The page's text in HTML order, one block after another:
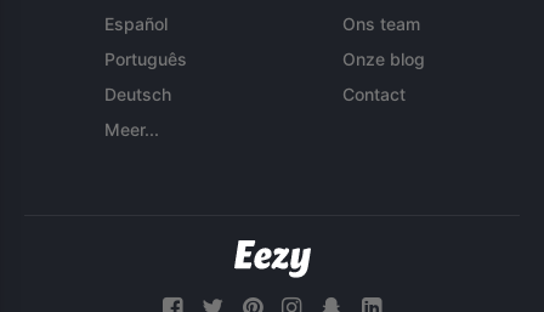
Español
Português
Deutsch
Meer...
Ons team
Onze blog
Contact